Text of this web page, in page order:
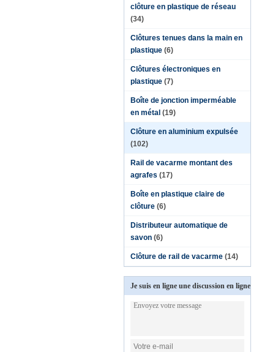
clôture en plastique de réseau
(34)
Clôtures tenues dans la main en
plastique (6)
Clôtures électroniques en
plastique (7)
Boîte de jonction imperméable
en métal (19)
Clôture en aluminium expulsée
(102)
Rail de vacarme montant des
agrafes (17)
Boîte en plastique claire de
clôture (6)
Distributeur automatique de
savon (6)
Clôture de rail de vacarme (14)
Je suis en ligne une discussion en ligne